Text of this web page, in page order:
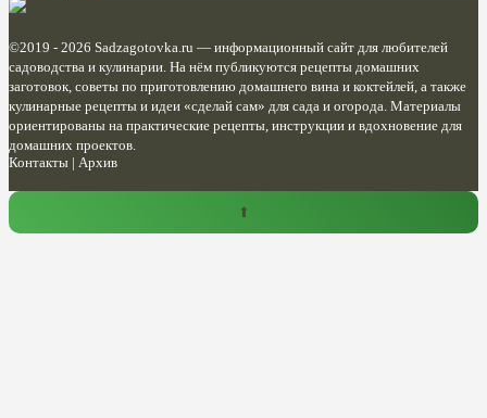
©2019 - 2026 Sadzagotovka.ru — информационный сайт для любителей
садоводства и кулинарии. На нём публикуются рецепты домашних
заготовок, советы по приготовлению домашнего вина и коктейлей, а также
кулинарные рецепты и идеи «сделай сам» для сада и огорода. Материалы
ориентированы на практические рецепты, инструкции и вдохновение для
домашних проектов.
Контакты | Архив